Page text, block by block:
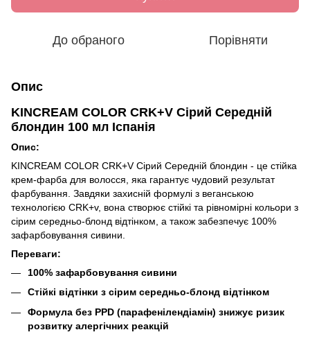
До обраного Порівняти
Опис
KINCREAM COLOR CRK+V Сірий Середній
блондин 100 мл Іспанія
Опис:
KINCREAM COLOR CRK+V Сірий Середній блондин - це стійка
крем-фарба для волосся, яка гарантує чудовий результат
фарбування. Завдяки захисній формулі з веганською
технологією CRK+v, вона створює стійкі та рівномірні кольори з
сірим середньо-блонд відтінком, а також забезпечує 100%
зафарбовування сивини.
Переваги:
100% зафарбовування сивини
Стійкі відтінки з сірим середньо-блонд відтінком
Формула без PPD (парафенілендіамін) знижує ризик
розвитку алергічних реакцій